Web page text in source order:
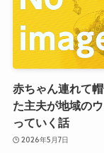
赤ちゃん連れて
た主夫が地域の
っていく話
2026年5月7日